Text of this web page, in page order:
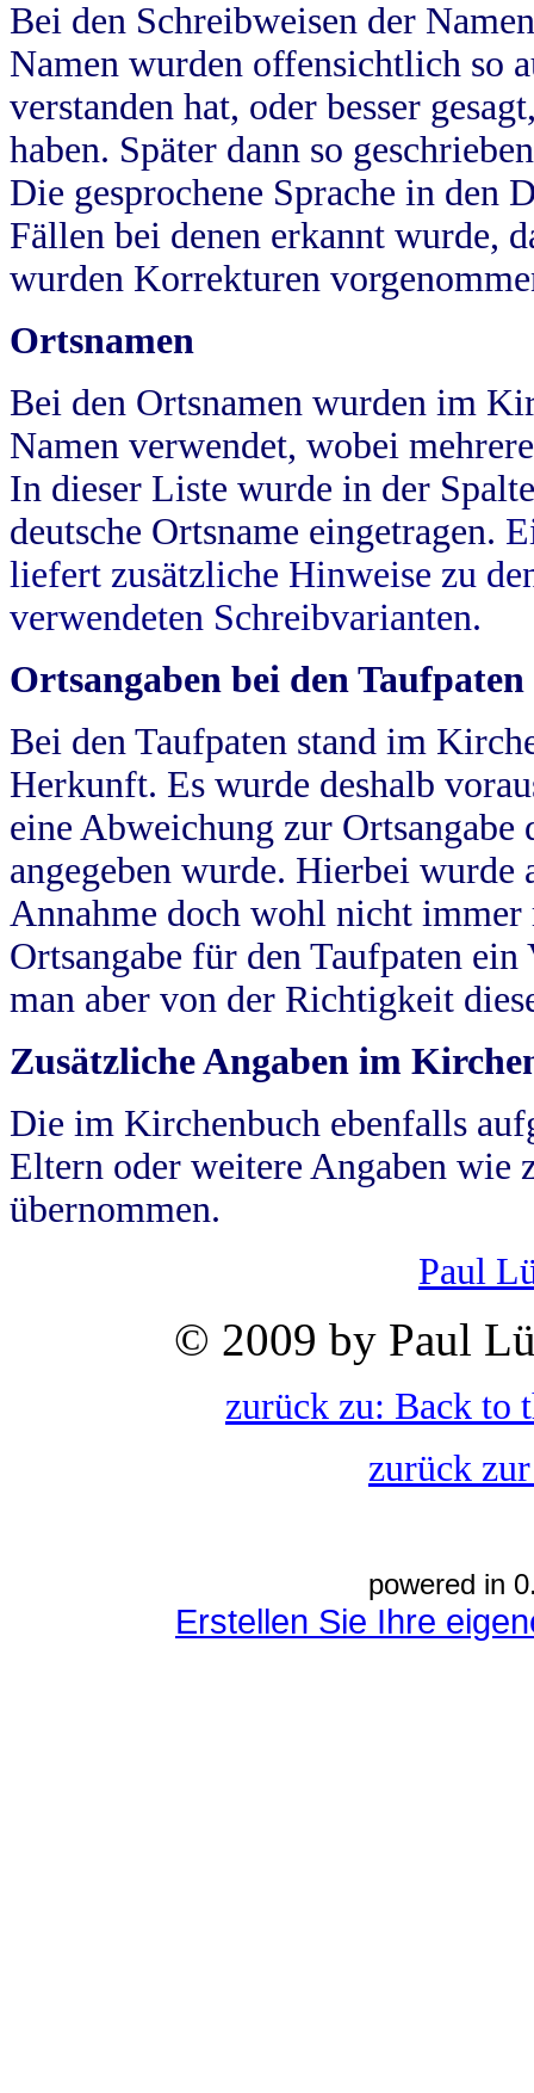
Bei den Schreibweisen der
Namen wurden offensichtlich so
verstanden hat, oder besser
haben. Später dann so
Die gesprochene Sprache in
Fällen bei denen erkannt wurde,
wurden Korrekturen
Ortsnamen
Bei den Ortsnamen wurden im
Namen verwendet, wobei
In dieser Liste wurde in der
deutsche Ortsname eingetragen.
liefert zusätzliche Hinweise zu
verwendeten Schreibvarianten.
Ortsangaben bei den Taufpaten
Bei den Taufpaten stand im
Herkunft. Es wurde deshalb
eine Abweichung zur
angegeben wurde. Hierbei wurde
Annahme doch wohl nicht
Ortsangabe für den Taufpaten
man aber von der Richtigkeit
Zusätzliche Angaben im
Die im Kirchenbuch ebenfalls
Eltern oder weitere Angaben wie
übernommen.
Paul
© 2009 by Paul
zurück zu: Back to
zurück
powered in
Erstellen Sie Ihre